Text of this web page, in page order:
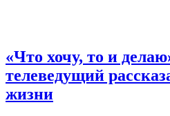
«Что хочу, то и
телеведущий
жизни